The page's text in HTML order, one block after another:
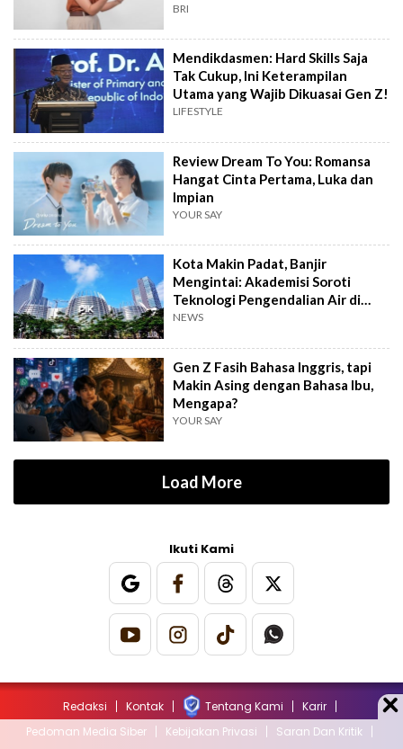
BRI
Mendikdasmen: Hard Skills Saja
Tak Cukup, Ini Keterampilan
Utama yang Wajib Dikuasai Gen Z!
LIFESTYLE
Review Dream To You: Romansa
Hangat Cinta Pertama, Luka dan
Impian
YOUR SAY
Kota Makin Padat, Banjir
Mengintai: Akademisi Soroti
Teknologi Pengendalian Air di
PIK2
NEWS
Gen Z Fasih Bahasa Inggris, tapi
Makin Asing dengan Bahasa Ibu,
Mengapa?
YOUR SAY
Load More
Ikuti Kami
Redaksi Kontak Tentang Kami
Karir
Pedoman Media Siber
Kebijakan Privasi
Saran Dan Kritik